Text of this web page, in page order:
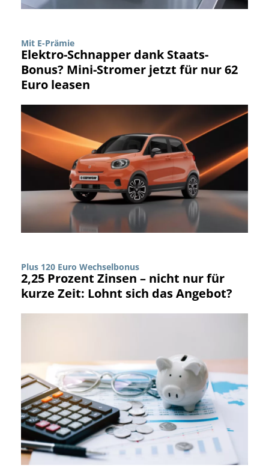
Mit E-Prämie
Elektro-Schnapper dank Staats-
Bonus? Mini-Stromer jetzt für nur 62
Euro leasen
Plus 120 Euro Wechselbonus
2,25 Prozent Zinsen – nicht nur für
kurze Zeit: Lohnt sich das Angebot?